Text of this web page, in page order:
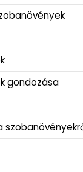
gondozása